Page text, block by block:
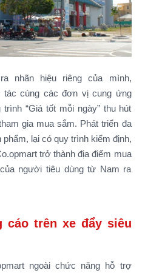
nhãn hiệu riêng của mình,
tác cùng các đơn vị cung ứng
“Giá tốt mỗi ngày” thu hút
gia mua sắm. Phát triển đa
phẩm, lại có quy trình kiểm định,
trở thành địa điểm mua
người tiêu dùng từ Nam ra
cáo trên xe đẩy siêu
ngoài chức năng hỗ trợ